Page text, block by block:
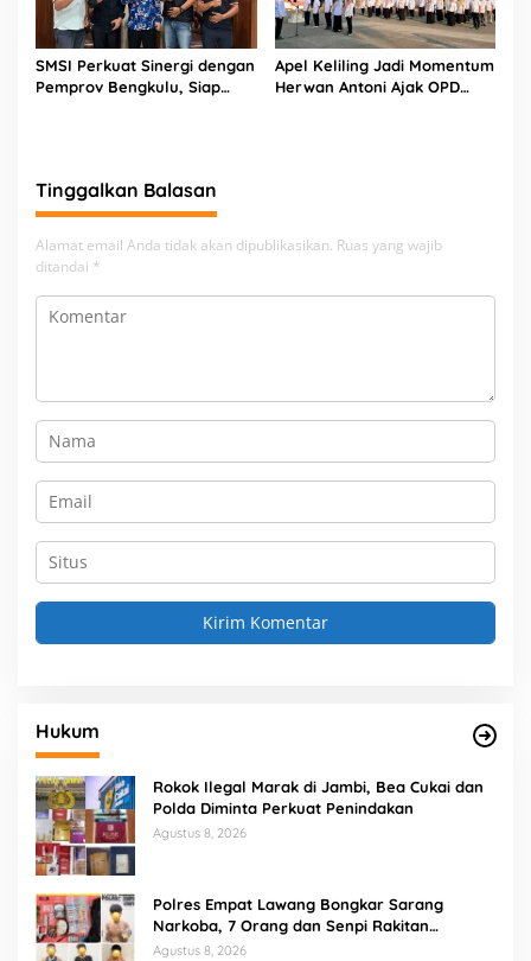
SMSI Perkuat Sinergi dengan
Pemprov Bengkulu, Siap
Apel Keliling Jadi Momentum
Herwan Antoni Ajak OPD
Tinggalkan Balasan
Alamat email Anda tidak akan dipublikasikan. Ruas yang wajib
ditandai *
Hukum
Rokok Ilegal Marak di Jambi, Bea Cukai dan
Polda Diminta Perkuat Penindakan
Agustus 8, 2026
Polres Empat Lawang Bongkar Sarang
Narkoba, 7 Orang dan Senpi Rakitan
Diamankan
Agustus 8, 2026